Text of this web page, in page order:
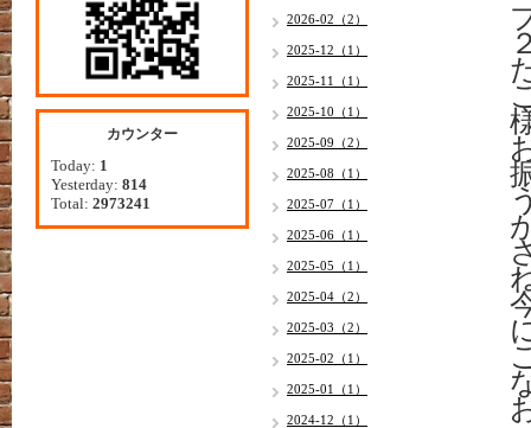
2026-02（2）
2025-12（1）
2025-11（1）
2025-10（1）
2025-09（2）
2025-08（1）
2025-07（1）
2025-06（1）
2025-05（1）
2025-04（2）
2025-03（2）
2025-02（1）
2025-01（1）
2024-12（1）
カウンター
Today: 1
Yesterday: 814
Total: 2973241